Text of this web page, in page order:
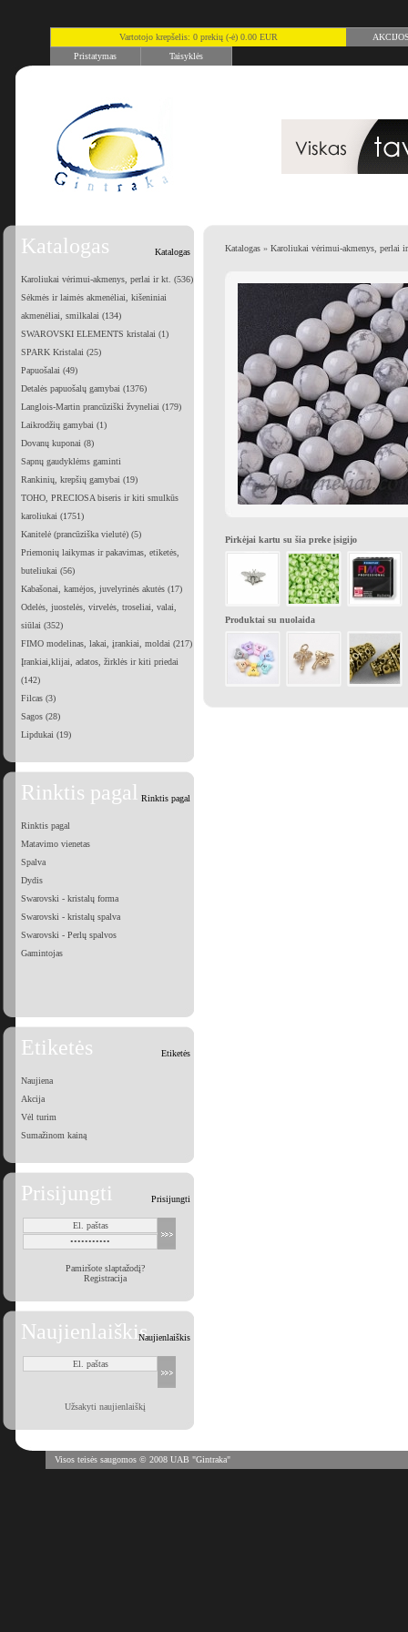
Vartotojo krepšelis: 0 prekių (-ė) 0.00 EUR
Pristatymas
Taisyklės
Katalogas Katalogas
Karoliukai vėrimui-akmenys, perlai ir kt. (536)
Sėkmės ir laimės akmenėliai, kišeniniai
akmenėliai, smilkalai (134)
SWAROVSKI ELEMENTS kristalai (1)
SPARK Kristalai (25)
Papuošalai (49)
Detalės papuošalų gamybai (1376)
Langlois-Martin prancūziški žvyneliai (179)
Laikrodžių gamybai (1)
Dovanų kuponai (8)
Sapnų gaudyklėms gaminti
Rankinių, krepšių gamybai (19)
TOHO, PRECIOSA biseris ir kiti smulkūs
karoliukai (1751)
Kanitelė (prancūziška vielutė) (5)
Priemonių laikymas ir pakavimas, etiketės,
buteliukai (56)
Kabašonai, kamėjos, juvelyrinės akutės (17)
Odelės, juostelės, virvelės, troseliai, valai,
siūlai (352)
FIMO modelinas, lakai, įrankiai, moldai (217)
Įrankiai,klijai, adatos, žirklės ir kiti priedai
(142)
Filcas (3)
Sagos (28)
Lipdukai (19)
Rinktis pagal Rinktis pagal
Rinktis pagal
Matavimo vienetas
Spalva
Dydis
Swarovski - kristalų forma
Swarovski - kristalų spalva
Swarovski - Perlų spalvos
Gamintojas
Etiketės Etiketės
Naujiena
Akcija
Vėl turim
Sumažinom kainą
Prisijungti Prisijungti
Pamiršote slaptažodį?
Registracija
NaujienlaiškisNaujienlaiškis
Užsakyti naujienlaiškį
Katalogas » Karoliukai vėrimui-akmenys, perlai
Pirkėjai kartu su šia preke įsigijo
Produktai su nuolaida
Visos teisės saugomos © 2008 UAB "Gintraka"